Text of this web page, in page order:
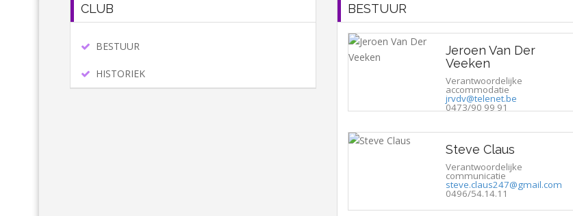
CLUB
BESTUUR
HISTORIEK
BESTUUR
Jeroen Van Der
Veeken
Verantwoordelijke
accommodatie
jrvdv@telenet.be
0473/90 99 91
Steve Claus
Verantwoordelijke
communicatie
steve.claus247@gmail.com
0496/54.14.11